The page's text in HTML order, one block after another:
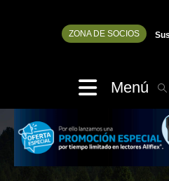
ZONA DE SOCIOS
Menú